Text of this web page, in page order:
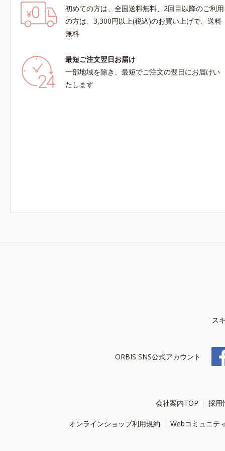
初めての方は、全国送料無料、2回目以降のご利用
の方は、3,300円以上(税込)のお買い上げで、送料
無料
最短ご注文翌日お届け
一部地域を除き、最短でご注文の翌日にお届けい
たします
ス
ORBIS SNS公式アカウント
会社案内TOP 採用
オンラインショップ利用規約 Webコミュニテ